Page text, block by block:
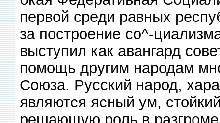
первой среди равных
за построение со^-
выступил как авангард
помощь другим народам
Союза. Русский народ,
являются ясный ум,
решающую роль в разгроме